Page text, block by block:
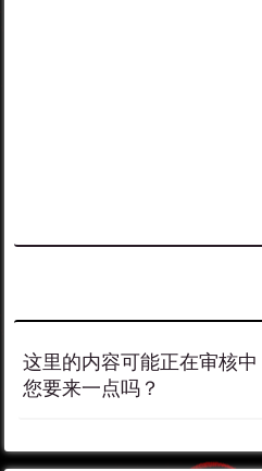
这里的内容可能正在审核中
您要来一点吗？